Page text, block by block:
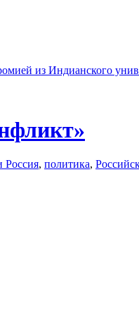
из Индианского
Россия, политика,